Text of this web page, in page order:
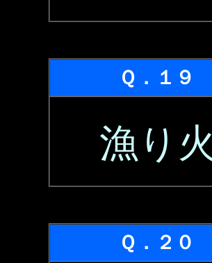
Ｑ．１９
漁り火
Ｑ．２０